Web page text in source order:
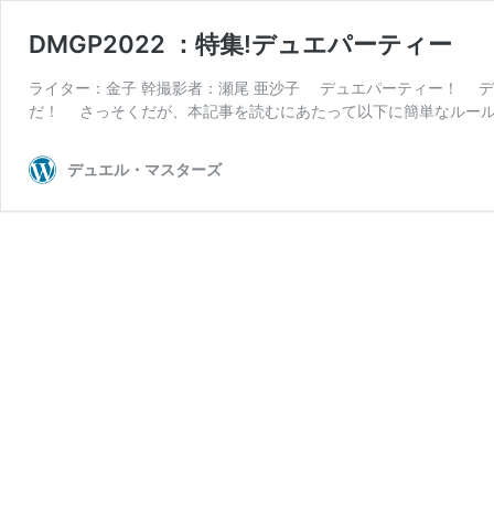
DMGP2022 ：特集!デュエパーティー
ライター：金子 幹撮影者：瀬尾 亜沙子 デュエパーティー！ デ
だ！ さっそくだが、本記事を読むにあたって以下に簡単なルー
デュエル・マスターズ